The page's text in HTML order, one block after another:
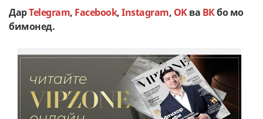
ДарTelegram, Facebook,Instagram, OKва ВКбо мо
бимонед.